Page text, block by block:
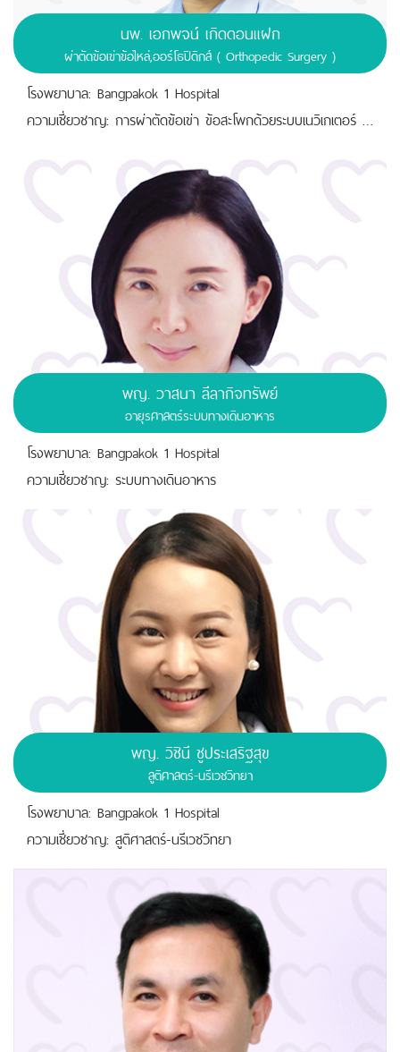
นพ. เอกพจน์ เกิดดอนแฝก
ผ่าตัดข้อเข่าข้อไหล่,ออร์โธปิดิกส์ ( Orthopedic Surgery )
โรงพยาบาล: Bangpakok 1 Hospital
ความเชี่ยวชาญ: การผ่าตัดข้อเข่า ข้อสะโพกด้วยระบบเนวิเกเตอร์ และการผ่าตัดรักษาผู้ที่มีปัญหาเกี่ยวกับกระดูกสันหลัง
พญ. วาสนา ลีลากิจทรัพย์
อายุรศาสตร์ระบบทางเดินอาหาร
โรงพยาบาล: Bangpakok 1 Hospital
ความเชี่ยวชาญ: ระบบทางเดินอาหาร
พญ. วิชินี ชูประเสริฐสุข
สูติศาสตร์-นรีเวชวิทยา
โรงพยาบาล: Bangpakok 1 Hospital
ความเชี่ยวชาญ: สูติศาสตร์-นรีเวชวิทยา